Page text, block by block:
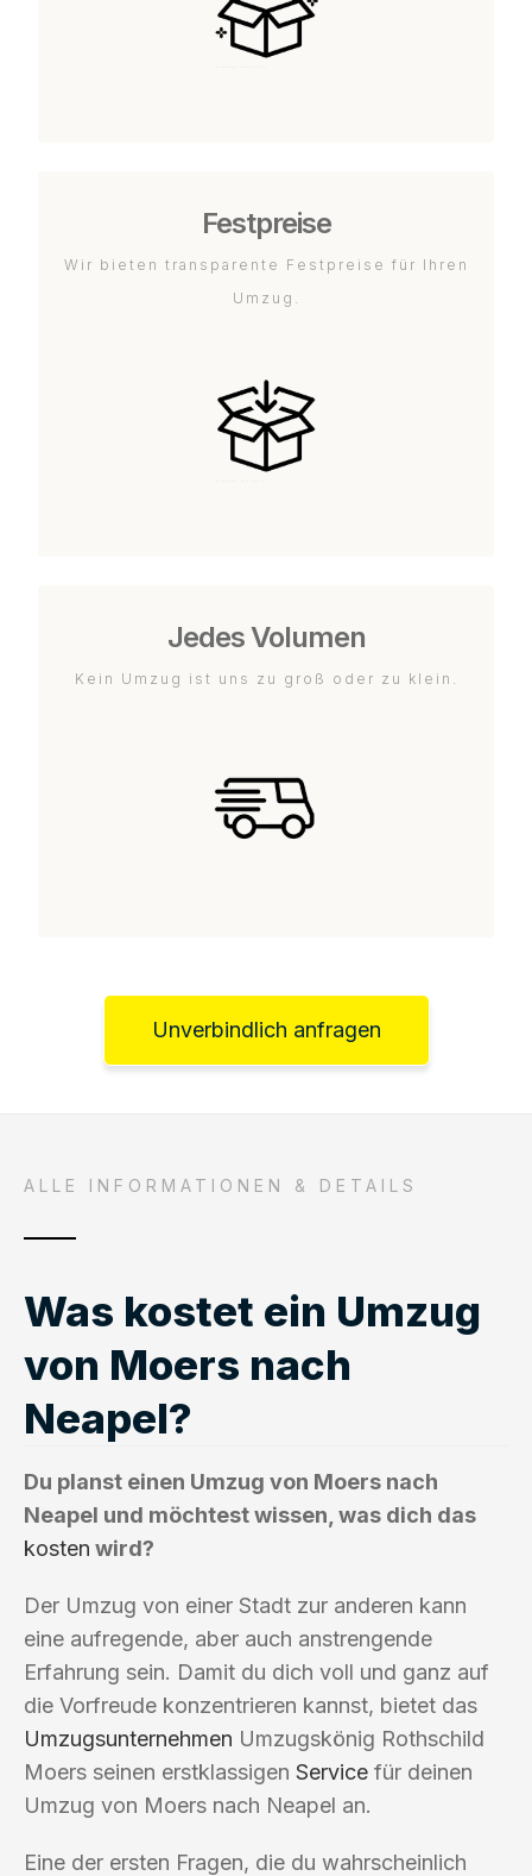
Festpreise
Wir bieten transparente Festpreise für Ihren
Umzug.
Jedes Volumen
Kein Umzug ist uns zu groß oder zu klein.
Unverbindlich anfragen
ALLE INFORMATIONEN & DETAILS
Was kostet ein Umzug
von Moers nach
Neapel?
Du planst einen Umzug von Moers nach
Neapel und möchtest wissen, was dich das
kosten wird?
Der Umzug von einer Stadt zur anderen kann
eine aufregende, aber auch anstrengende
Erfahrung sein. Damit du dich voll und ganz auf
die Vorfreude konzentrieren kannst, bietet das
Umzugsunternehmen Umzugskönig Rothschild
Moers seinen erstklassigen Service für deinen
Umzug von Moers nach Neapel an.
Eine der ersten Fragen, die du wahrscheinlich